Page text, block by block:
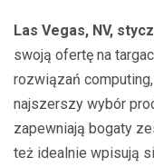
Las Vegas, NV,
swoją ofertę na
rozwiązań
najszerszy wybór
zapewniają bogaty
też idealnie wpisują